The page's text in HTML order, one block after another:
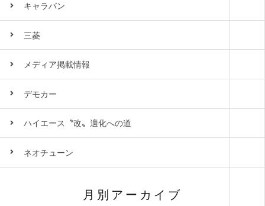
キャラバン
三菱
メディア掲載情報
デモカー
ハイエース〝改〟適化への道
ネオチューン
月別アーカイブ